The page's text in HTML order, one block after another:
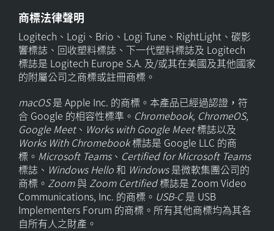
商標法律聲明
Logitech、Logi、Brio、Logi Tune、RightLight、碳影
響標誌、回收塑料標誌、下一代塑料標誌及 Logitech
標誌是 Logitech Europe S.A. 及/或其在美國及其他國家
的附屬公司之商標或註冊商標。
macOS是 Apple Inc. 的商標。本產品已經過認證，符
合 Google 的相容性標準。 Chromebook, ChromeOS,
Google Meet、 Works with Google Meet標誌以及
Works With Chromebook標誌是 Google LLC 的商
標。 Microsoft Teams、 Certified for Microsoft Teams
標誌、 Windows Hello和 Windows是微軟集團公司的
商標。 Zoom與 Zoom Certified標誌是 Zoom Video
Communications, Inc. 的商標。 USB-C是 USB
Implementers Forum 的商標。所有其他商標均為其各
自所有人之財產。